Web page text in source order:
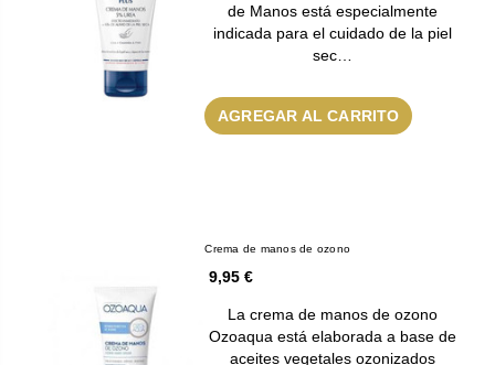
de Manos está especialmente
indicada para el cuidado de la piel
sec…
AGREGAR AL CARRITO
Crema de manos de ozono
9,95 €
La crema de manos de ozono
Ozoaqua está elaborada a base de
aceites vegetales ozonizados